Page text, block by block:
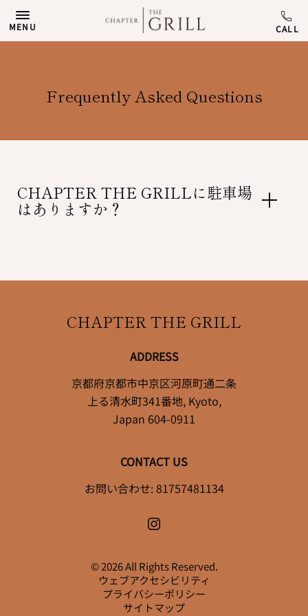
MENU
Frequently Asked Questions
CHAPTER THE GRILLに駐車場
はありますか？
CHAPTER THE GRILL
ADDRESS
京都府京都市中京区河原町通二条
上る清水町341番地, Kyoto,
Japan 604-0911
CONTACT US
お問い合わせ:81757481134
© 2026 All Rights Reserved.
ウェブアクセシビリティ
プライバシーポリシー
サイトマップ